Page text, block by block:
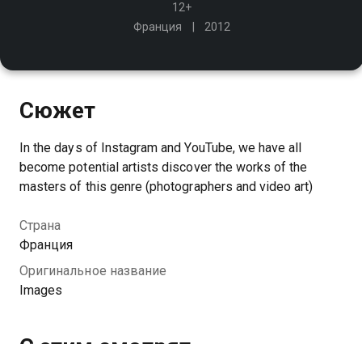
12+
Франция
2012
Сюжет
In the days of Instagram and YouTube, we have all
become potential artists discover the works of the
masters of this genre (photographers and video art)
Страна
Франция
Оригинальное название
Images